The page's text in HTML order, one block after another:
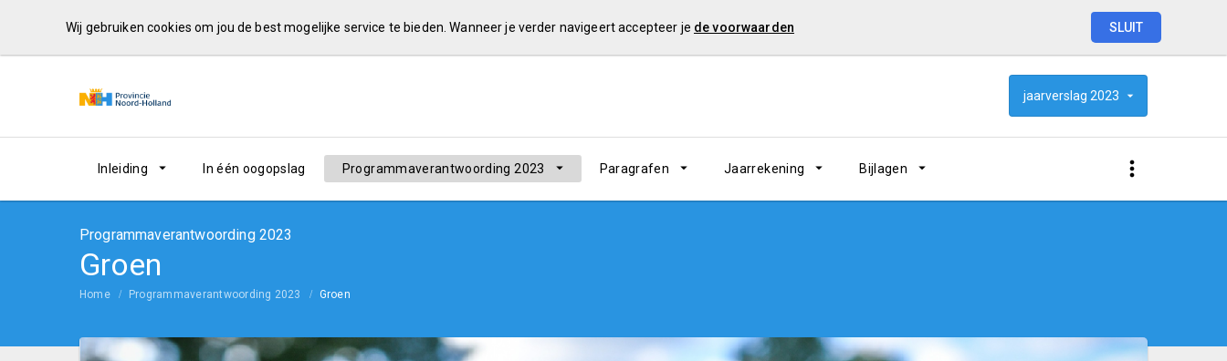
Wij gebruiken cookies om jou de best mogelijke service te bieden. Wanneer je verder navigeert accepteer je de voorwaarden SLUIT
jaarverslag 2023
Inleiding In één oogopslag Programmaverantwoording 2023 Paragrafen Jaarrekening Bijlagen
Programmaverantwoording 2023
Groen
Home Programmaverantwoording 2023 Groen